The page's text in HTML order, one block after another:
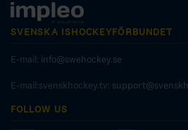
SVENSKA ISHOCKEYFÖRBUNDET
E-mail: info@swehockey.se
E-mail:svenskhockey.tv:
FOLLOW US